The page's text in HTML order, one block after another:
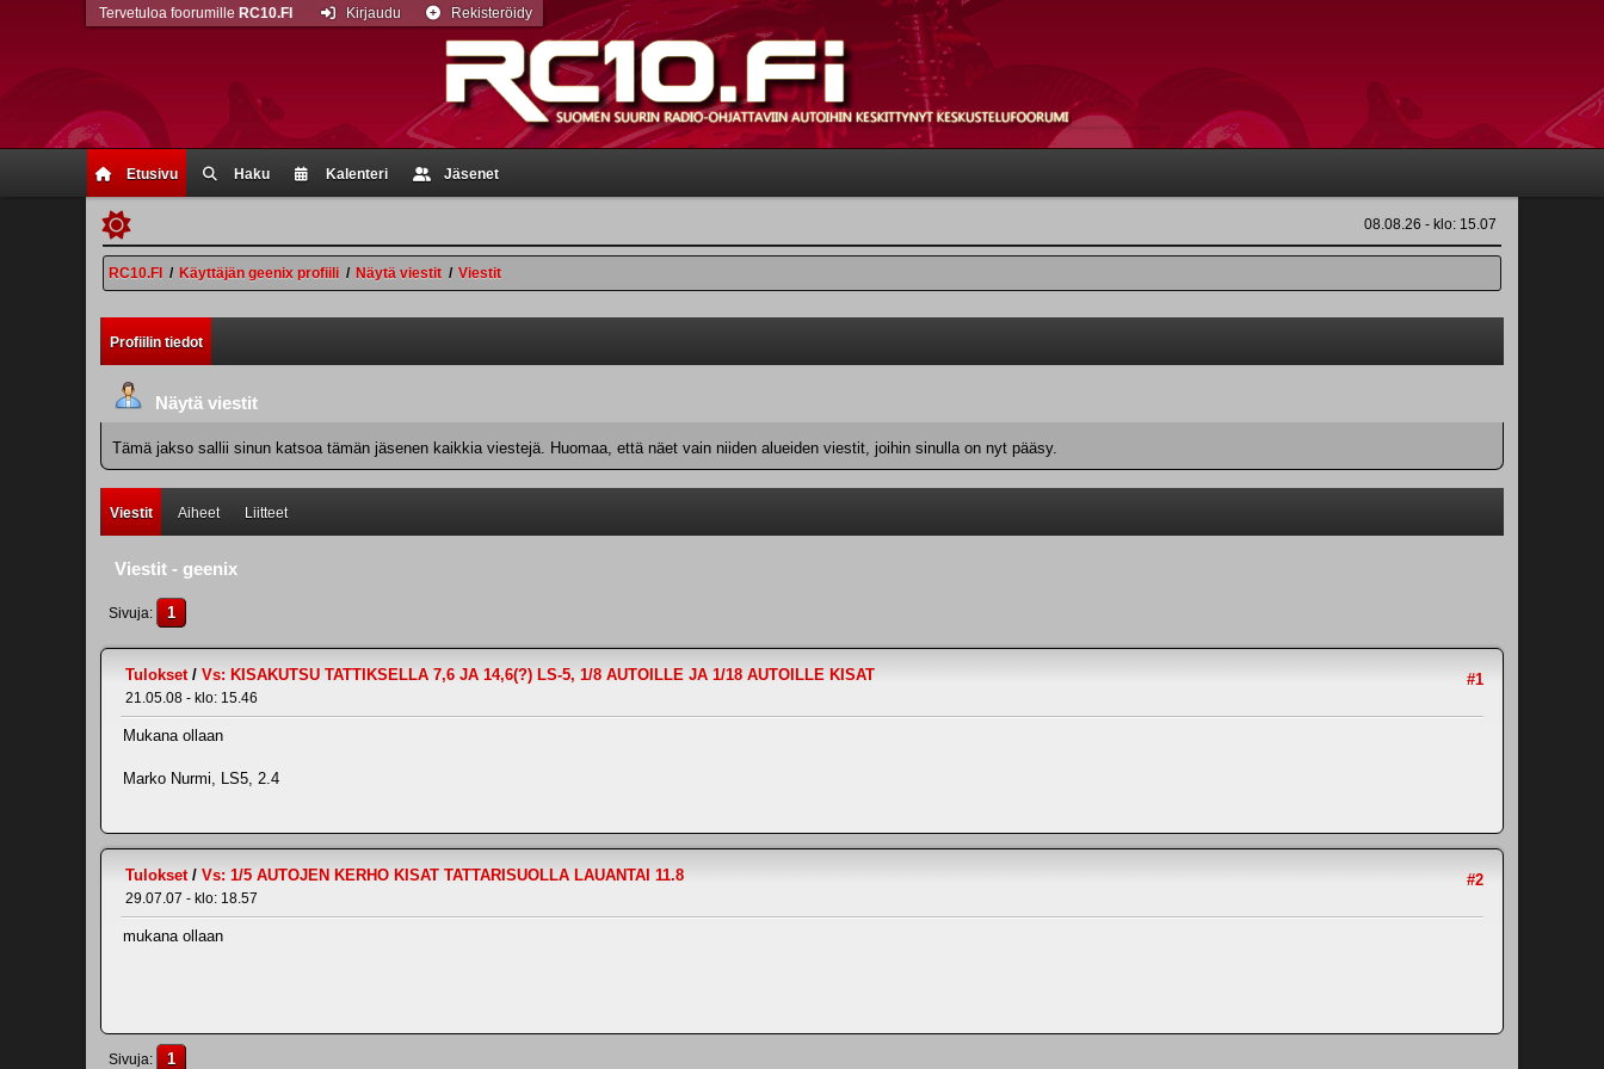
Etusivu Haku Kalenteri Jäsenet
Tervetuloa foorumille RC10.FI Kirjaudu Rekisteröidy
08.08.26 - klo: 15.07
RC10.FI / Käyttäjän geenix profiili / Näytä viestit / Viestit
Profiilin tiedot
Näytä viestit
Tämä jakso sallii sinun katsoa tämän jäsenen kaikkia viestejä. Huomaa, että näet vain niiden alueiden viestit, joihin sinulla on nyt pääsy.
Viestit Aiheet Liitteet
Viestit - geenix
Sivuja 1
#1
Tulokset/ Vs: KISAKUTSU TATTIKSELLA 7,6 JA 14,6(?) LS-5, 1/8 AUTOILLE JA 1/18 AUTOILLE KISAT
21.05.08 - klo: 15.46
Mukana ollaan
Marko Nurmi, LS5, 2.4
#2
Tulokset/ Vs: 1/5 AUTOJEN KERHO KISAT TATTARISUOLLA LAUANTAI 11.8
29.07.07 - klo: 18.57
mukana ollaan
Sivuja 1